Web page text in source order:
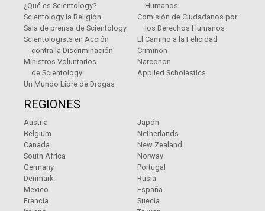
¿Qué es Scientology?
Scientology la Religión
Sala de prensa de Scientology
Scientologists en Acción
contra la Discriminación
Ministros Voluntarios
de Scientology
Un Mundo Libre de Drogas
Humanos
Comisión de Ciudadanos por
los Derechos Humanos
El Camino a la Felicidad
Criminon
Narconon
Applied Scholastics
REGIONES
Austria
Belgium
Canada
South Africa
Germany
Denmark
Mexico
Francia
Japón
Netherlands
New Zealand
Norway
Portugal
Rusia
España
Suecia